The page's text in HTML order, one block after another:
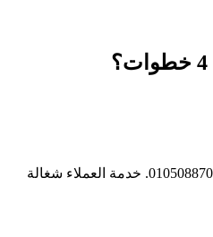
على 16062 أو واتساب 01050887010. خدمة العملاء شغالة